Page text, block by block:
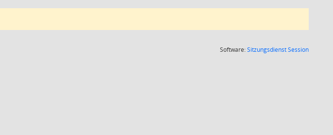
Software:SitzungsdienstSession(Wird in